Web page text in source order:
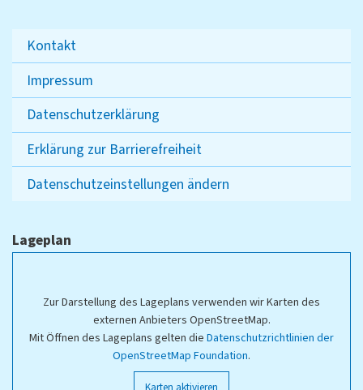
Kontakt
Impressum
Datenschutzerklärung
Erklärung zur Barrierefreiheit
Datenschutzeinstellungen ändern
Lageplan
Zur Darstellung des Lageplans verwenden wir Karten des
externen Anbieters OpenStreetMap.
Mit Öffnen des Lageplans gelten die Datenschutzrichtlinien der
OpenStreetMap Foundation.
Karten aktivieren